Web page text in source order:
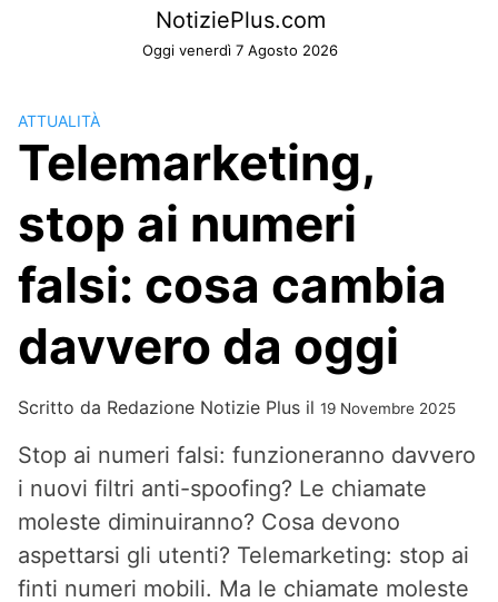
NotiziePlus.com
Oggi venerdì 7 Agosto 2026
ATTUALITÀ
Telemarketing,
stop ai numeri
falsi: cosa cambia
davvero da oggi
Scritto da Redazione Notizie Plus il 19 Novembre 2025
Stop ai numeri falsi: funzioneranno davvero
i nuovi filtri anti-spoofing? Le chiamate
moleste diminuiranno? Cosa devono
aspettarsi gli utenti? Telemarketing: stop ai
finti numeri mobili. Ma le chiamate moleste